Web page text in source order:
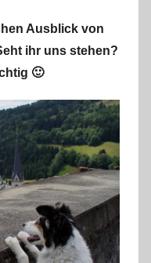
Ausblick von
ihr uns stehen?
🙂